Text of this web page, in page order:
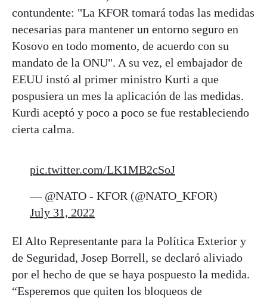
contundente: "La KFOR tomará todas las medidas
necesarias para mantener un entorno seguro en
Kosovo en todo momento, de acuerdo con su
mandato de la ONU". A su vez, el embajador de
EEUU instó al primer ministro Kurti a que
pospusiera un mes la aplicación de las medidas.
Kurdi aceptó y poco a poco se fue restableciendo
cierta calma.
pic.twitter.com/LK1MB2cSoJ
— @NATO - KFOR (@NATO_KFOR)
July 31, 2022
El Alto Representante para la Política Exterior y
de Seguridad, Josep Borrell, se declaró aliviado
por el hecho de que se haya pospuesto la medida.
“Esperemos que quiten los bloqueos de